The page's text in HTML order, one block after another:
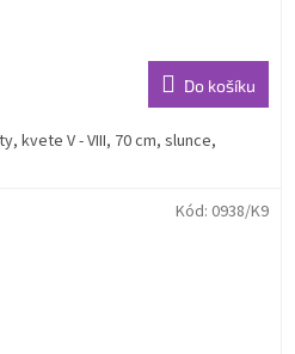
Do košíku
kvete V - VIII, 70 cm, slunce,
Kód: 0938/K9